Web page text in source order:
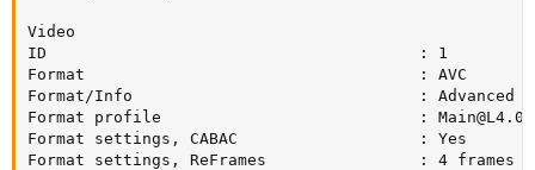
Video
ID                                       : 1
Format                                   : AVC
Format/Info                              : Advanced
Format profile                           : Main@L4.0
Format settings, CABAC                   : Yes
Format settings, ReFrames                : 4 frames